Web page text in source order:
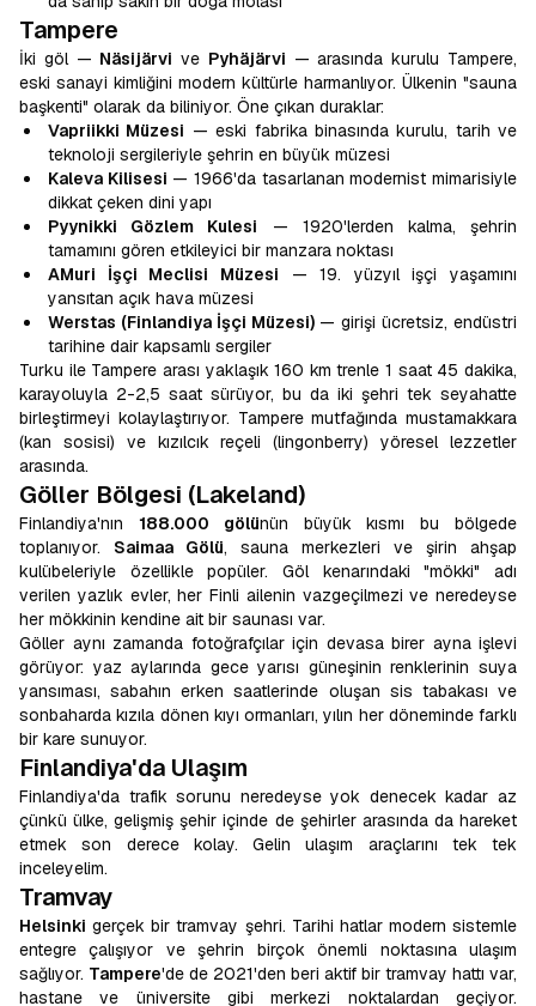
Tampere
İki göl — Näsijärvi ve Pyhäjärvi — arasında kurulu Tampere,
eski sanayi kimliğini modern kültürle harmanlıyor. Ülkenin "sauna
başkenti" olarak da biliniyor. Öne çıkan duraklar:
Vapriikki Müzesi — eski fabrika binasında kurulu, tarih ve
teknoloji sergileriyle şehrin en büyük müzesi
Kaleva Kilisesi — 1966'da tasarlanan modernist mimarisiyle
dikkat çeken dini yapı
Pyynikki Gözlem Kulesi — 1920'lerden kalma, şehrin
tamamını gören etkileyici bir manzara noktası
AMuri İşçi Meclisi Müzesi — 19. yüzyıl işçi yaşamını
yansıtan açık hava müzesi
Werstas (Finlandiya İşçi Müzesi)— girişi ücretsiz, endüstri
tarihine dair kapsamlı sergiler
Turku ile Tampere arası yaklaşık 160 km trenle 1 saat 45 dakika,
karayoluyla 2-2,5 saat sürüyor, bu da iki şehri tek seyahatte
birleştirmeyi kolaylaştırıyor. Tampere mutfağında mustamakkara
(kan sosisi) ve kızılcık reçeli (lingonberry) yöresel lezzetler
arasında.
Göller Bölgesi (Lakeland)
Finlandiya'nın 188.000 gölünün büyük kısmı bu bölgede
toplanıyor. Saimaa Gölü, sauna merkezleri ve şirin ahşap
kulübeleriyle özellikle popüler. Göl kenarındaki "mökki" adı
verilen yazlık evler, her Finli ailenin vazgeçilmezi ve neredeyse
her mökkinin kendine ait bir saunası var.
Göller aynı zamanda fotoğrafçılar için devasa birer ayna işlevi
görüyor: yaz aylarında gece yarısı güneşinin renklerinin suya
yansıması, sabahın erken saatlerinde oluşan sis tabakası ve
sonbaharda kızıla dönen kıyı ormanları, yılın her döneminde farklı
bir kare sunuyor.
Finlandiya'da Ulaşım
Finlandiya'da trafik sorunu neredeyse yok denecek kadar az
çünkü ülke, gelişmiş şehir içinde de şehirler arasında da hareket
etmek son derece kolay. Gelin ulaşım araçlarını tek tek
inceleyelim.
Tramvay
Helsinki gerçek bir tramvay şehri. Tarihi hatlar modern sistemle
entegre çalışıyor ve şehrin birçok önemli noktasına ulaşım
sağlıyor. Tampere'de de 2021'den beri aktif bir tramvay hattı var,
hastane ve üniversite gibi merkezi noktalardan geçiyor.